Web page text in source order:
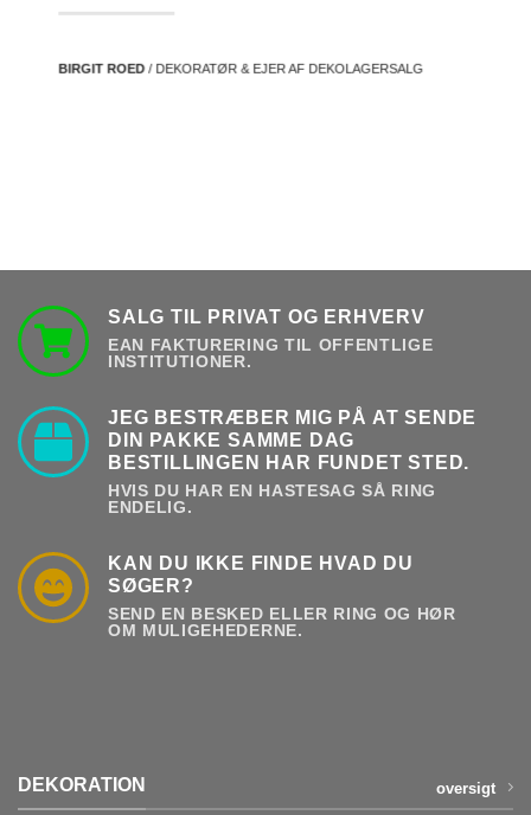
BIRGIT ROED/ DEKORATØR & EJER AF DEKOLAGERSALG
SALG TIL PRIVAT OG ERHVERV
EAN FAKTURERING TIL OFFENTLIGE
INSTITUTIONER.
JEG BESTRÆBER MIG PÅ AT SENDE
DIN PAKKE SAMME DAG
BESTILLINGEN HAR FUNDET STED.
HVIS DU HAR EN HASTESAG SÅ RING
ENDELIG.
KAN DU IKKE FINDE HVAD DU
SØGER?
SEND EN BESKED ELLER RING OG HØR
OM MULIGEHEDERNE.
DEKORATION oversigt